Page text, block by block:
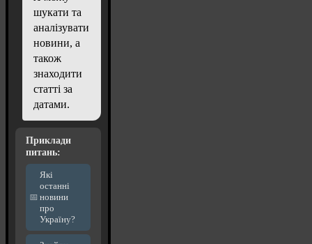
шукати та
аналізувати
новини, а
також
знаходити
статті за
датами.
Приклади
питань:
Які
останні
новини
про
Україну?